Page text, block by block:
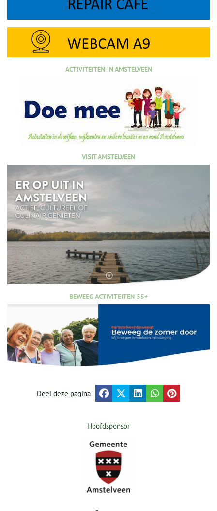
ACTIVITEITEN IN AMSTELVEEN
VISIT AMSTELVEEN
BEWEEG ACTIVITEITEN 55+
Deel deze pagina
Hoofdsponsor